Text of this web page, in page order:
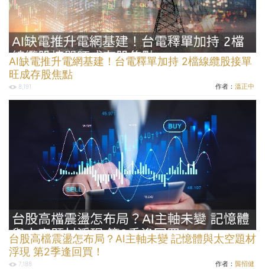
AI缺電推升電網基建！台電釋單加持 2檔線纜股接單
旺成存股焦點
8,191 作者： 溫正中
台股高檔震盪怎布局？AI主軸未變 記憶體與太空題材
浮現 第2季逢回買！
7,188 作者： 龔招健